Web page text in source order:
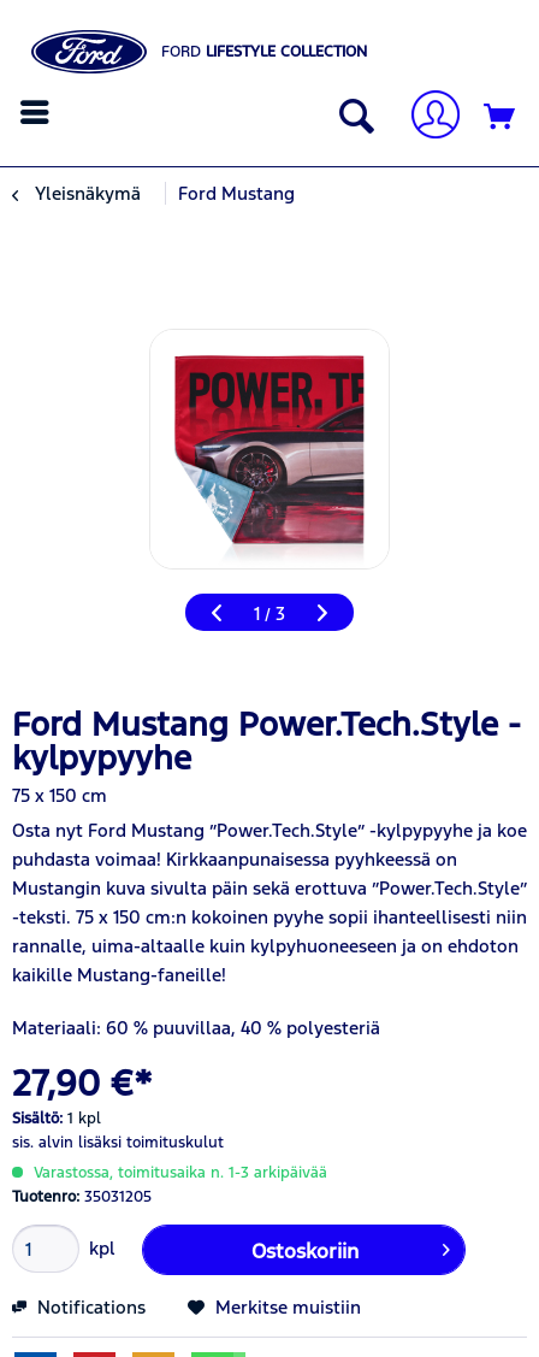
FORD LIFESTYLE COLLECTION
Yleisnäkymä Ford Mustang
1 / 3
Ford Mustang Power.Tech.Style -
kylpypyyhe
75 x 150 cm
Osta nyt Ford Mustang ”Power.Tech.Style” -kylpypyyhe ja koe
puhdasta voimaa! Kirkkaanpunaisessa pyyhkeessä on
Mustangin kuva sivulta päin sekä erottuva ”Power.Tech.Style”
-teksti. 75 x 150 cm:n kokoinen pyyhe sopii ihanteellisesti niin
rannalle, uima-altaalle kuin kylpyhuoneeseen ja on ehdoton
kaikille Mustang-faneille!
Materiaali: 60 % puuvillaa, 40 % polyesteriä
27,90 €*
Sisältö: 1 kpl
sis. alvin lisäksi toimituskulut
Varastossa, toimitusaika n. 1-3 arkipäivää
Tuotenro: 35031205
kpl Ostoskoriin
Notifications Merkitse muistiin